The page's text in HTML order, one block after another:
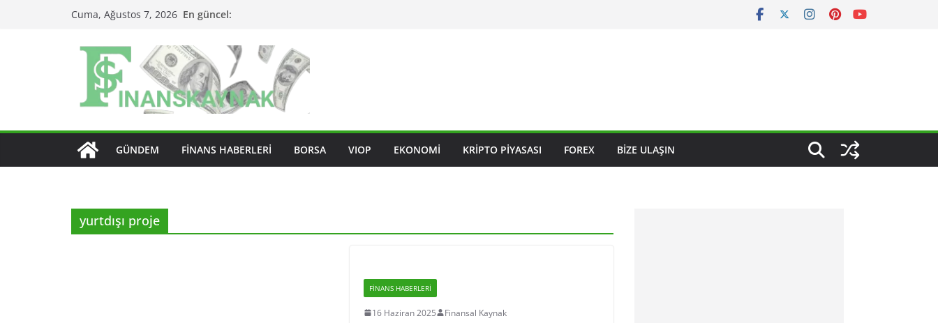
Cuma, Ağustos 7, 2026 En güncel:
GÜNDEM FINANS HABERLERI BORSA VIOP EKONOMI KRIPTO PIYASASI FOREX BIZE ULAŞIN
yurtdışı proje
FINANS HABERLERI
16 Haziran 2025 Finansal Kaynak